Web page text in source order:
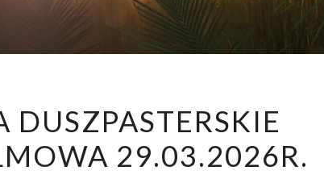
DUSZPASTERSKIE
29.03.2026R.